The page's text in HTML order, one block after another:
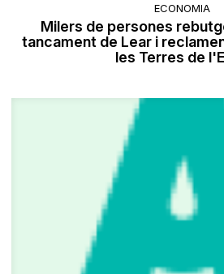
ECONOMIA
Milers de persones
tancament de Lear i
les Terres de